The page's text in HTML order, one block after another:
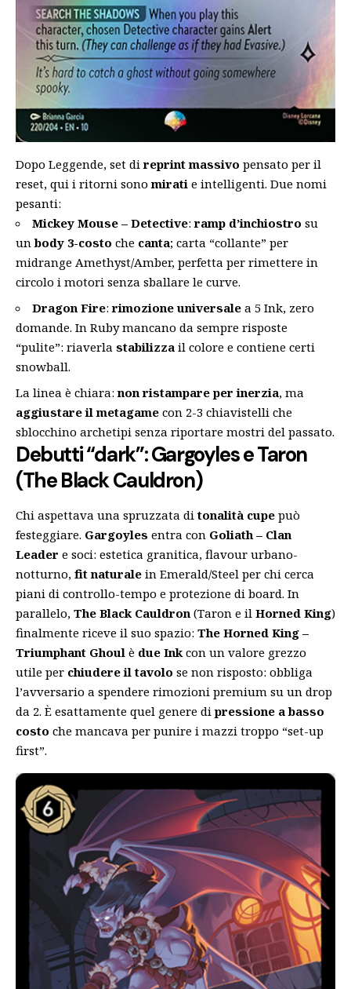
Dopo Leggende, set direprint massivo pensato per il
reset, qui i ritorni sonomirati e intelligenti. Due nomi
pesanti:
Mickey Mouse – Detective:ramp d’inchiostro su
unbody 3-costo che canta; carta “collante” per
midrange Amethyst/Amber, perfetta per rimettere in
circolo i motori senza sballare le curve.
Dragon Fire:rimozione universale a 5 Ink, zero
domande. In Ruby mancano da sempre risposte
“pulite”: riaverla stabilizza il colore e contiene certi
snowball.
La linea è chiara:non ristampare per inerzia, ma
aggiustare il metagame con 2-3 chiavistelli che
sblocchino archetipi senza riportare mostri del passato.
Debutti “dark”: Gargoyles e Taron
(The Black Cauldron)
Chi aspettava una spruzzata ditonalità cupe può
festeggiare. Gargoyles entra con Goliath – Clan
Leader e soci: estetica granitica, flavour urbano-
notturno, fit naturale in Emerald/Steel per chi cerca
piani di controllo-tempo e protezione di board. In
parallelo, The Black Cauldron (Taron e il Horned King)
finalmente riceve il suo spazio: The Horned King –
Triumphant Ghoul è due Ink con un valore grezzo
utile per chiudere il tavolo se non risposto: obbliga
l’avversario a spendere rimozioni premium su un drop
da 2. È esattamente quel genere dipressione a basso
costo che mancava per punire i mazzi troppo “set-up
first”.